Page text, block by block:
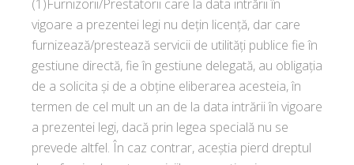
(1)Furnizorii/Prestatorii care la data intrării în
vigoare a prezentei legi nu deţin licenţă, dar care
furnizează/prestează servicii de utilităţi publice fie în
gestiune directă, fie în gestiune delegată, au obligaţia
de a solicita şi de a obţine eliberarea acesteia, în
termen de cel mult un an de la data intrării în vigoare
a prezentei legi, dacă prin legea specială nu se
prevede altfel. În caz contrar, aceştia pierd dreptul